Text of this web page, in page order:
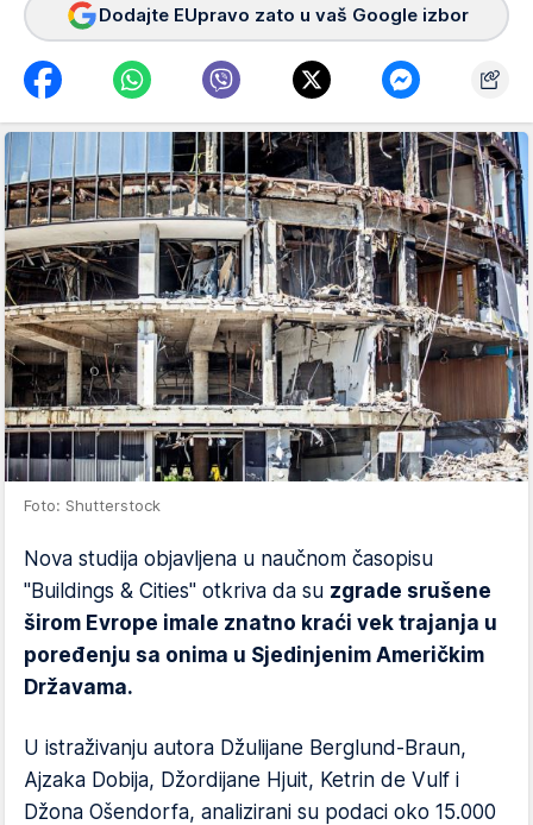
Dodajte EUpravo zato u vaš Google izbor
Foto: Shutterstock
Nova studija objavljena u naučnom časopisu
"Buildings & Cities" otkriva da su zgrade srušene
širom Evrope imale znatno kraći vek trajanja u
poređenju sa onima u Sjedinjenim Američkim
Državama.
U istraživanju autora Džulijane Berglund-Braun,
Ajzaka Dobija, Džordijane Hjuit, Ketrin de Vulf i
Džona Ošendorfa, analizirani su podaci oko 15.000